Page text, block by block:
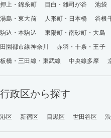
押上・錦糸町
目白・雑司が谷 池袋
湯島・東大前
人形町・日本橋 谷根
駒込・本駒込
東陽町・南砂町・大島
田園都市線神奈川
赤羽・十条・王子
板橋・三田線・東武線
中央線多摩
行政区から探す
港区 新宿区 目黒区 世田谷区